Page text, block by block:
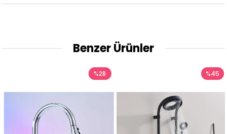
Benzer Ürünler
%28 %45